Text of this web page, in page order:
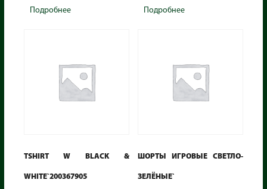
Подробнее Подробнее
TSHIRT W BLACK &
WHITE`200367905
ШОРТЫ ИГРОВЫЕ СВЕТЛО-
ЗЕЛЁНЫЕ`